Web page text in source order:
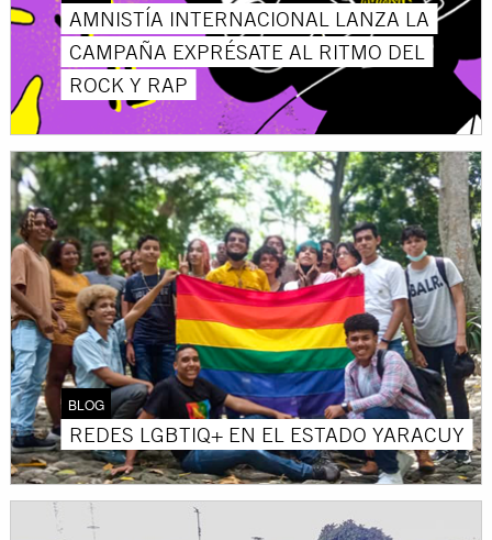
AMNISTÍA INTERNACIONAL LANZA LA
CAMPAÑA EXPRÉSATE AL RITMO DEL
ROCK Y RAP
BLOG
REDES LGBTIQ+ EN EL ESTADO YARACUY